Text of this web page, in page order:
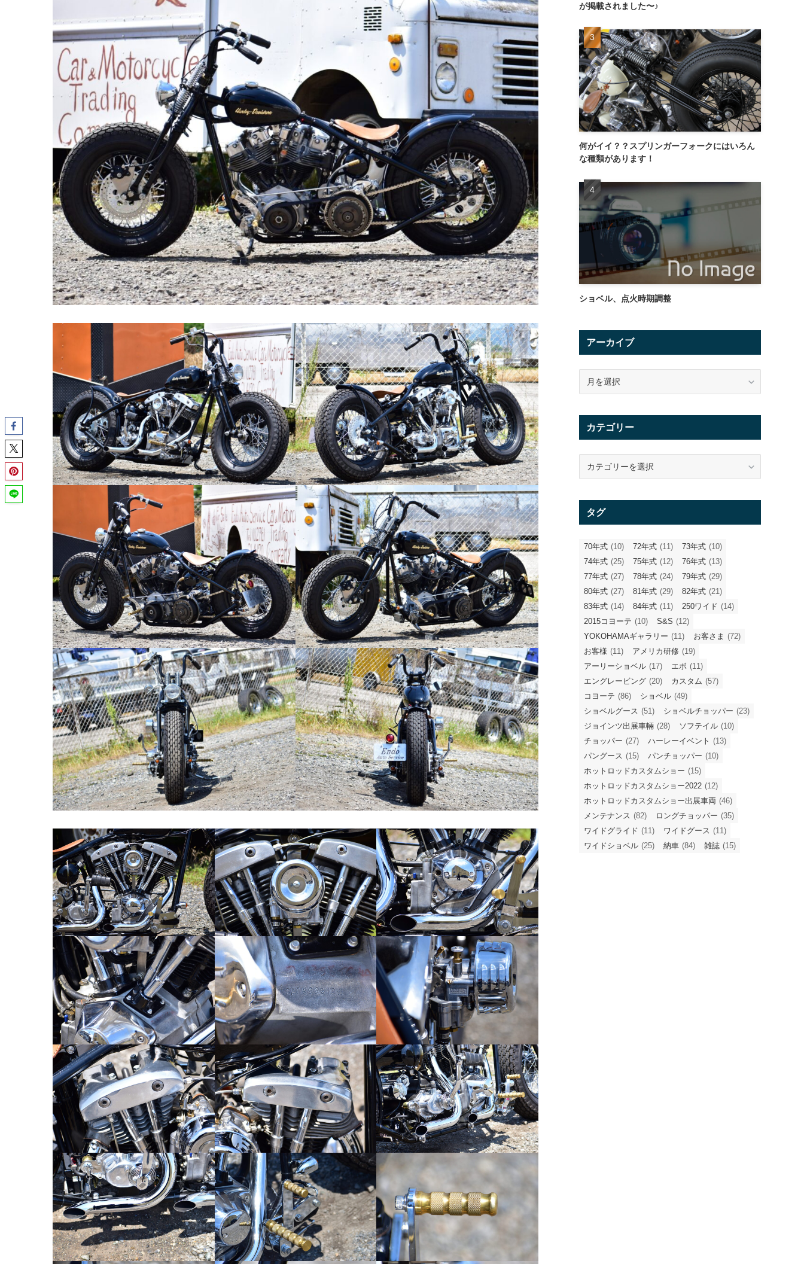
が掲載されました〜♪
何がイイ？？スプリンガーフォークにはいろん
な種類があります！
ショベル、点火時期調整
アーカイブ
イ
カテゴリー
リ
タグ
70年式 (10) 72年式 (11) 73年式 (10)
74年式 (25) 75年式 (12) 76年式 (13)
77年式 (27) 78年式 (24) 79年式 (29)
80年式 (27) 81年式 (29) 82年式 (21)
83年式 (14) 84年式 (11) 250ワイド (14)
2015コヨーテ (10) S&S (12)
YOKOHAMAギャラリー (11) お客さま (72)
お客様 (11) アメリカ研修 (19)
アーリーショベル (17) エボ (11)
エングレービング (20) カスタム (57)
コヨーテ (86) ショベル (49)
ショベルグース (51) ショベルチョッパー (23)
ジョインツ出展車輛 (28) ソフテイル (10)
チョッパー (27) ハーレーイベント (13)
パングース (15) パンチョッパー (10)
ホットロッドカスタムショー (15)
ホットロッドカスタムショー2022 (12)
ホットロッドカスタムショー出展車両 (46)
メンテナンス (82) ロングチョッパー (35)
ワイドグライド (11) ワイドグース (11)
ワイドショベル (25) 納車 (84) 雑誌 (15)